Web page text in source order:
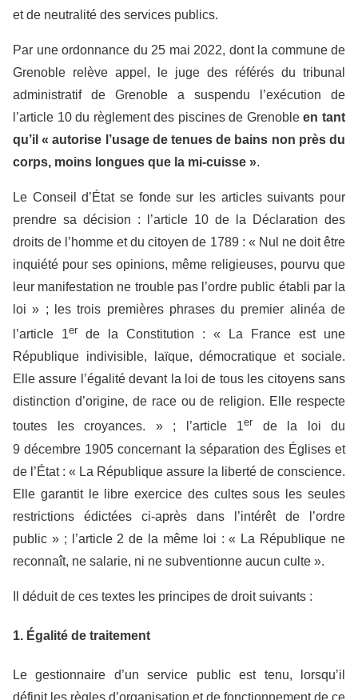
et de neutralité des services publics.
Par une ordonnance du 25 mai 2022, dont la commune de
Grenoble relève appel, le juge des référés du tribunal
administratif de Grenoble a suspendu l’exécution de
l’article 10 du règlement des piscines de Grenobleen tant
qu’il « autorise l’usage de tenues de bains non près du
corps, moins longues que la mi-cuisse ».
Le Conseil d’État se fonde sur les articles suivants pour
prendre sa décision : l’article 10 de la Déclaration des
droits de l’homme et du citoyen de 1789 : « Nul ne doit être
inquiété pour ses opinions, même religieuses, pourvu que
leur manifestation ne trouble pas l’ordre public établi par la
loi » ; les trois premières phrases du premier alinéa de
l’article 1er de la Constitution : « La France est une
République indivisible, laïque, démocratique et sociale.
Elle assure l’égalité devant la loi de tous les citoyens sans
distinction d’origine, de race ou de religion. Elle respecte
toutes les croyances. » ; l’article 1er de la loi du
9 décembre 1905 concernant la séparation des Églises et
de l’État : « La République assure la liberté de conscience.
Elle garantit le libre exercice des cultes sous les seules
restrictions édictées ci-après dans l’intérêt de l’ordre
public » ; l’article 2 de la même loi : « La République ne
reconnaît, ne salarie, ni ne subventionne aucun culte ».
Il déduit de ces textes les principes de droit suivants :
1. Égalité de traitement
Le gestionnaire d’un service public est tenu, lorsqu’il